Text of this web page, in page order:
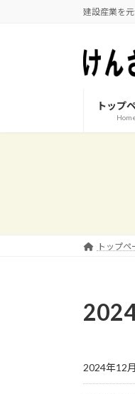
建設産業を
トップ
トップペ
2024年12